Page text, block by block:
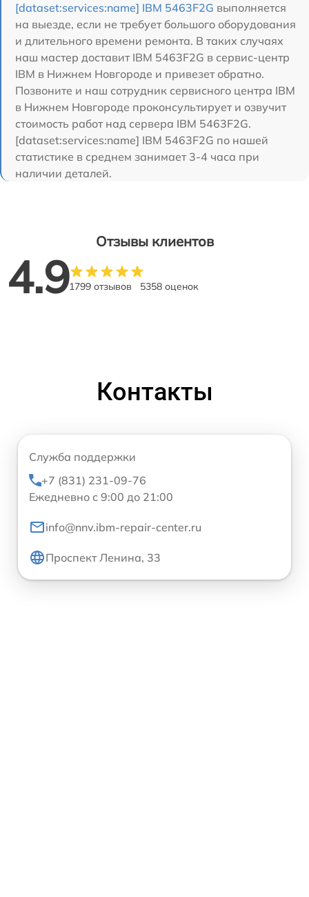
[dataset:services:name] IBM 5463F2G выполняется
на выезде, если не требует большого оборудования
и длительного времени ремонта. В таких случаях
наш мастер доставит IBM 5463F2G в сервис-центр
IBM в Нижнем Новгороде и привезет обратно.
Позвоните и наш сотрудник сервисного центра IBM
в Нижнем Новгороде проконсультирует и озвучит
стоимость работ над сервера IBM 5463F2G.
[dataset:services:name] IBM 5463F2G по нашей
статистике в среднем занимает 3-4 часа при
наличии деталей.
Отзывы клиентов
4.91799 отзывов 5358 оценок
Контакты
Служба поддержки
+7 (831) 231-09-76
Ежедневно с 9:00 до 21:00
info@nnv.ibm-repair-center.ru
Проспект Ленина, 33